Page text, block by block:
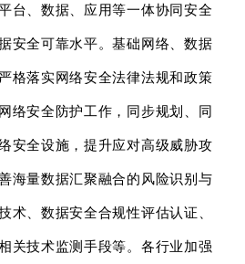
台、数据、应用等一体协同安全
安全可靠水平。基础网络、数据
格落实网络安全法律法规和政策
络安全防护工作，同步规划、同
安全设施，提升应对高级威胁攻
海量数据汇聚融合的风险识别与
术、数据安全合规性评估认证、
关技术监测手段等。各行业加强